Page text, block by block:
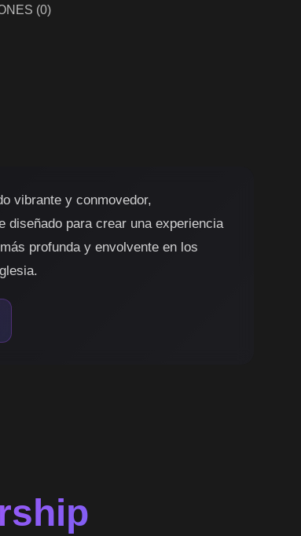
(0)
vibrante y conmovedor,
diseñado para crear una experiencia
profunda y envolvente en los